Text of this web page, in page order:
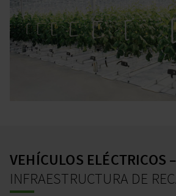
VEHÍCULOS ELÉCTRICOS –
INFRAESTRUCTURA DE